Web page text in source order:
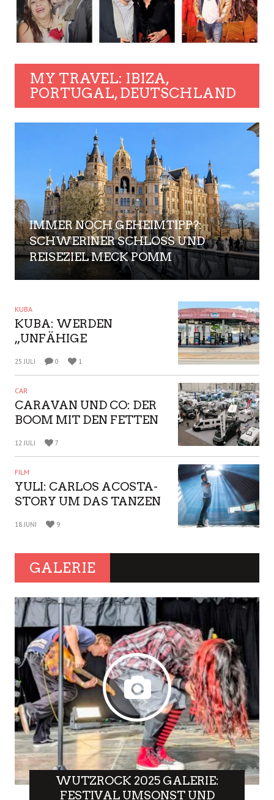
PORTUGAL, DEUTSCHLAND
IMMER NOCH GEHEIMTIPP?:
SCHWERINER SCHLOSS UND
KOMMUNISTEN“
25 JULI 0 1
CAR
CARAVAN UND CO: DER
BOOM MIT DEN FETTEN
WOHNWAGEN IST
VORBEI
12 JULI 7
FILM
YULI: CARLOS ACOSTA-
STORY UM DAS TANZEN
UND KUBA IN DREI
JAHRZEHNTEN
18 JUNI 9
GALERIE